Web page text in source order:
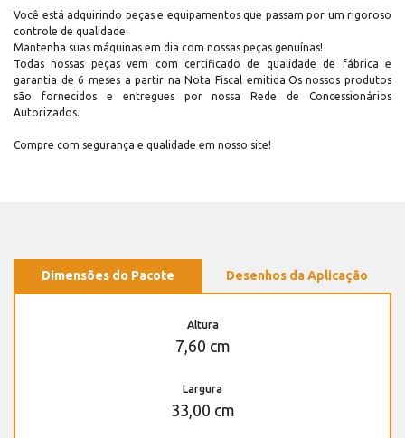
Você está adquirindo peças e equipamentos que passam por um rigoroso
controle de qualidade.
Mantenha suas máquinas em dia com nossas peças genuínas!
Todas nossas peças vem com certificado de qualidade de fábrica e
garantia de 6 meses a partir na Nota Fiscal emitida.Os nossos produtos
são fornecidos e entregues por nossa Rede de Concessionários
Autorizados.
Compre com segurança e qualidade em nosso site!
Dimensões do Pacote Desenhos da Aplicação
Altura
7,60 cm
Largura
33,00 cm